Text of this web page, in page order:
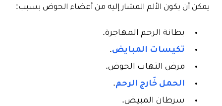
يمكن أن يكون الألم المشار إليه من أعضاء الحوض بسبب:
بطانة الرحم المهاجرة.
تكيسات المبايض.
مرض التهاب الحوض.
الحمل خَارج الرحم.
سرطان المبيض.